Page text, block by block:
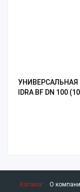
IDRA BF DN 100
Каталог О